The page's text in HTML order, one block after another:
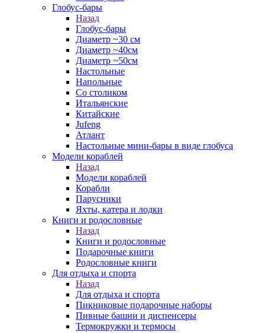
Глобус-бары
Назад
Глобус-бары
Диаметр ~30 см
Диаметр ~40см
Диаметр ~50см
Настольные
Напольные
Со столиком
Итальянские
Китайские
Jufeng
Атлант
Настольные мини-бары в виде глобуса
Модели кораблей
Назад
Модели кораблей
Корабли
Парусники
Яхты, катера и лодки
Книги и родословные
Назад
Книги и родословные
Подарочные книги
Родословные книги
Для отдыха и спорта
Назад
Для отдыха и спорта
Пикниковые подарочные наборы
Пивные башни и диспенсеры
Термокружки и термосы